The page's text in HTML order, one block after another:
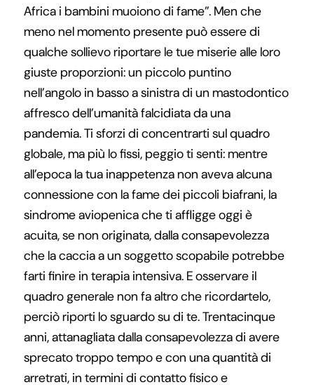
Africa i bambini muoiono di fame”. Men che
meno nel momento presente può essere di
qualche sollievo riportare le tue miserie alle loro
giuste proporzioni: un piccolo puntino
nell’angolo in basso a sinistra di un mastodontico
affresco dell’umanità falcidiata da una
pandemia. Ti sforzi di concentrarti sul quadro
globale, ma più lo fissi, peggio ti senti: mentre
all’epoca la tua inappetenza non aveva alcuna
connessione con la fame dei piccoli biafrani, la
sindrome aviopenica che ti affligge oggi è
acuita, se non originata, dalla consapevolezza
che la caccia a un soggetto scopabile potrebbe
farti finire in terapia intensiva. E osservare il
quadro generale non fa altro che ricordartelo,
perciò riporti lo sguardo su di te. Trentacinque
anni, attanagliata dalla consapevolezza di avere
sprecato troppo tempo e con una quantità di
arretrati, in termini di contatto fisico e